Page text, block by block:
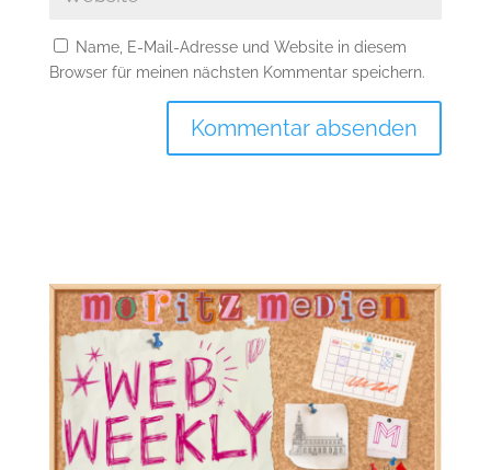
Name, E-Mail-Adresse und Website in diesem
Browser für meinen nächsten Kommentar speichern.